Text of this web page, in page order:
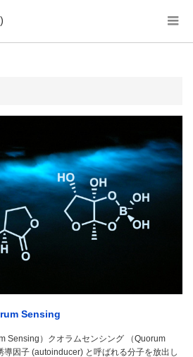
Sensing
Sensing）クオラムセンシング （Quorum
因子 (autoinducer) と呼ばれる分子を放出し